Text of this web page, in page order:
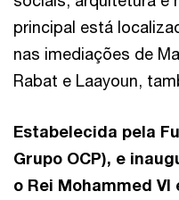
principal está
nas imediações de
Rabat e Laayoun,
Estabelecida pela
Grupo OCP), e
o Rei Mohammed VI